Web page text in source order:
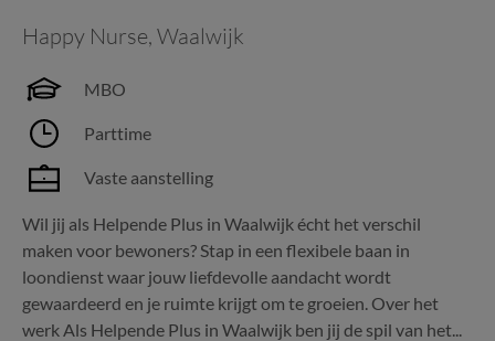
Happy Nurse, Waalwijk
MBO
Parttime
Vaste aanstelling
Wil jij als Helpende Plus in Waalwijk écht het verschil
maken voor bewoners? Stap in een flexibele baan in
loondienst waar jouw liefdevolle aandacht wordt
gewaardeerd en je ruimte krijgt om te groeien. Over het
werk Als Helpende Plus in Waalwijk ben jij de spil van het...